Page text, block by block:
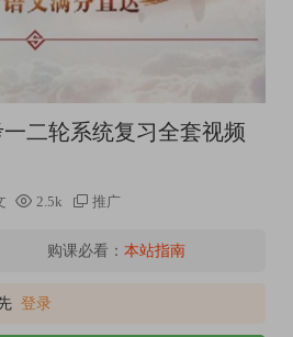
二轮系统复习全套视频
2.5k 推广
购课必看： 本站指南
登录